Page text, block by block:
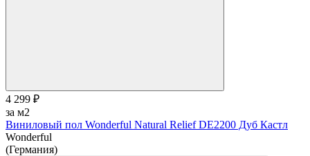
4 299 ₽
за м2
Виниловый пол Wonderful Natural Relief DE2200 Дуб Кастл
Wonderful
(Германия)